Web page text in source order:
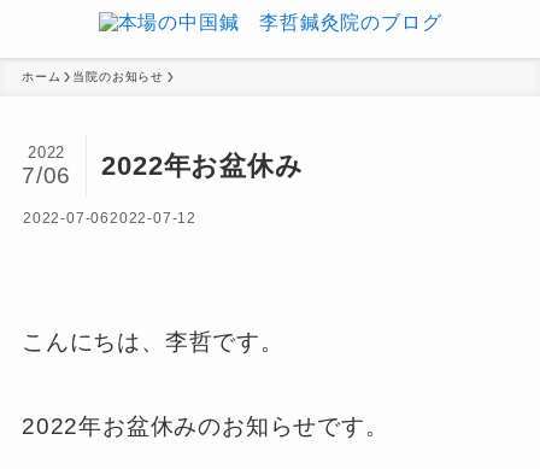
ホーム 当院のお知らせ
2022年お盆休み
2022
7/06
2022-07-062022-07-12
こんにちは、李哲です。
2022年お盆休みのお知らせです。